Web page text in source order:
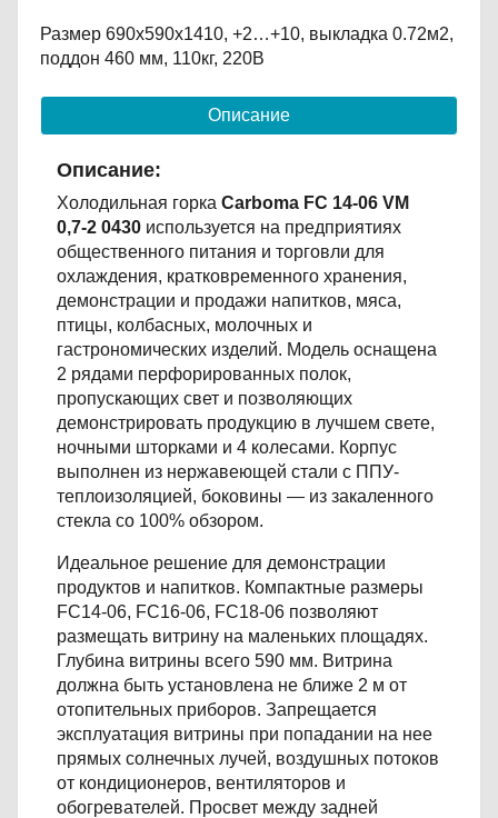
Размер 690х590х1410, +2…+10, выкладка 0.72м2,
поддон 460 мм, 110кг, 220В
Описание
Описание:
Холодильная горка Carboma FC 14-06 VM
0,7-2 0430 используется на предприятиях
общественного питания и торговли для
охлаждения, кратковременного хранения,
демонстрации и продажи напитков, мяса,
птицы, колбасных, молочных и
гастрономических изделий. Модель оснащена
2 рядами перфорированных полок,
пропускающих свет и позволяющих
демонстрировать продукцию в лучшем свете,
ночными шторками и 4 колесами. Корпус
выполнен из нержавеющей стали с ППУ-
теплоизоляцией, боковины — из закаленного
стекла со 100% обзором.
Идеальное решение для демонстрации
продуктов и напитков. Компактные размеры
FC14-06, FC16-06, FC18-06 позволяют
размещать витрину на маленьких площадях.
Глубина витрины всего 590 мм. Витрина
должна быть установлена не ближе 2 м от
отопительных приборов. Запрещается
эксплуатация витрины при попадании на нее
прямых солнечных лучей, воздушных потоков
от кондиционеров, вентиляторов и
обогревателей. Просвет между задней